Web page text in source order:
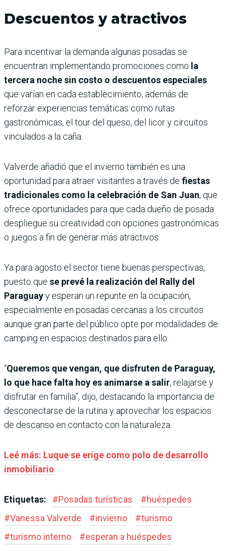
Descuentos y atractivos
Para incentivar la demanda algunas posadas se
encuentran implementando promociones como la
tercera noche sin costo o descuentos especiales
que varían en cada establecimiento, además de
reforzar experiencias temáticas como rutas
gastronómicas, el tour del queso, del licor y circuitos
vinculados a la caña.
Valverde añadió que el invierno también es una
oportunidad para atraer visitantes a través de fiestas
tradicionales como la celebración de San Juan, que
ofrece oportunidades para que cada dueño de posada
despliegue su creatividad con opciones gastronómicas
o juegos a fin de generar más atractivos.
Ya para agosto el sector tiene buenas perspectivas,
puesto que se prevé la realización del Rally del
Paraguayy esperan un repunte en la ocupación,
especialmente en posadas cercanas a los circuitos
aunque gran parte del público opte por modalidades de
camping en espacios destinados para ello.
“Queremos que vengan, que disfruten de Paraguay,
lo que hace falta hoy es animarse a salir, relajarse y
disfrutar en familia”, dijo, destacando la importancia de
desconectarse de la rutina y aprovechar los espacios
de descanso en contacto con la naturaleza.
Leé más: Luque se erige como polo de desarrollo
inmobiliario
Etiquetas: #Posadas turísticas #huéspedes
#Vanessa Valverde #invierno #turismo
#turismo interno #esperan a huéspedes